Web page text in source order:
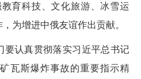
育科技、文化旅游、冰雪运
为增进中俄友谊作出贡献。
要认真贯彻落实习近平总书记
瓦斯爆炸事故的重要指示精